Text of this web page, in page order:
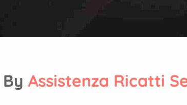
By Assistenza Ricatti